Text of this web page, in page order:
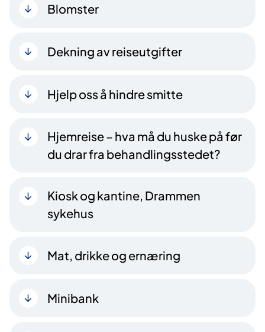
Blomster
Dekning av reiseutgifter
Hjelp oss å hindre smitte
Hjemreise – hva må du huske på før
du drar fra behandlingsstedet?
Kiosk og kantine, Drammen
sykehus
Mat, drikke og ernæring
Minibank